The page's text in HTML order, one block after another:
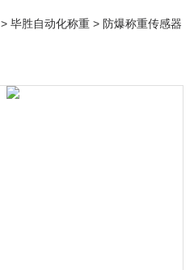
>毕胜自动化称重 > 防爆称重传感器